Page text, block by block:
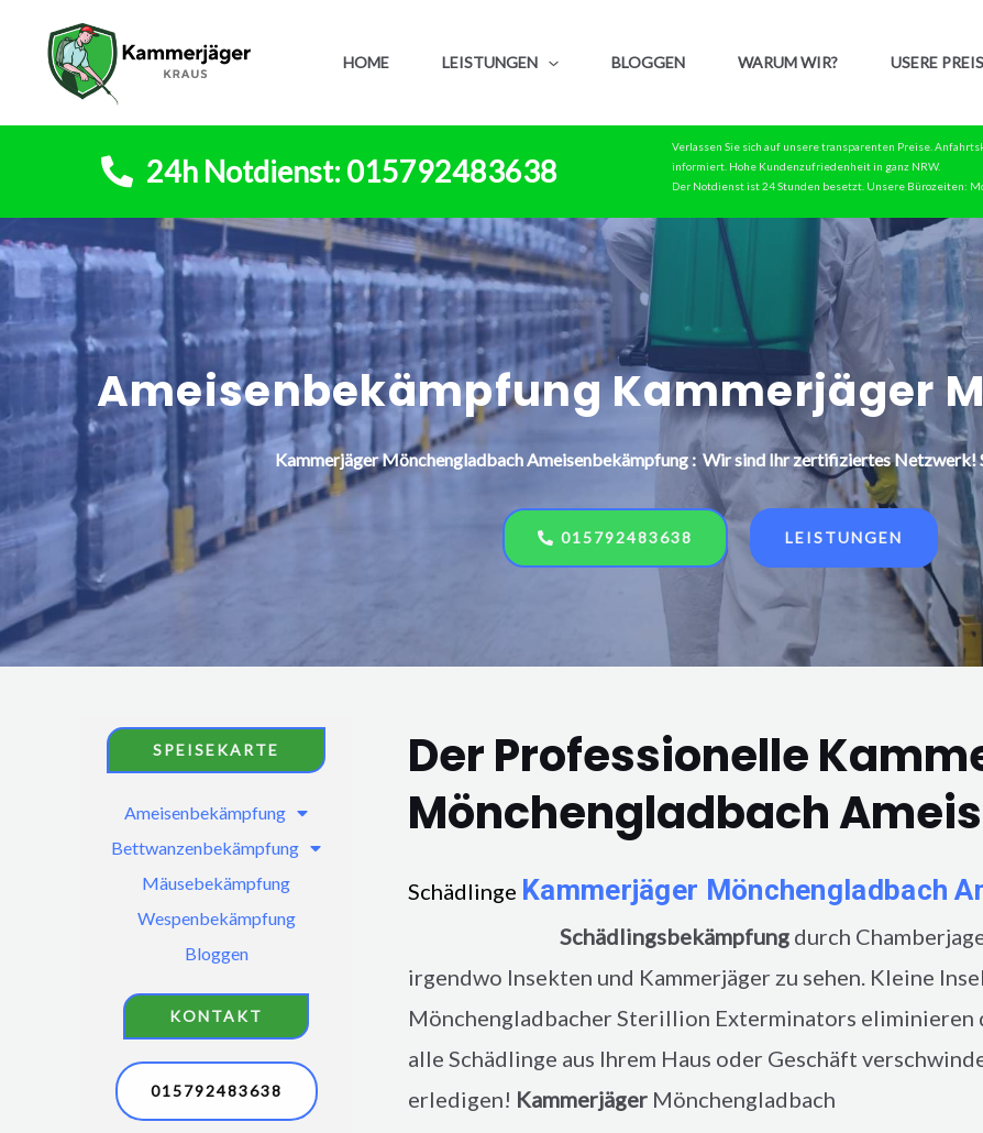
HOME LEISTUNGEN BLOGGEN WARUM WIR? USERE
24h Notdienst: 015792483638
Verlassen Sie sich auf unsere transparenten Preise.
informiert. Hohe Kundenzufriedenheit in ganz NRW.
Der Notdienst ist 24 Stunden besetzt. Unsere Bürozeiten:
Ameisenbekämpfung Kammerjäger
KammerjägerMönchengladbachAmeisenbekämpfung : Wir sind Ihr zertifiziertes Netzwerk!
015792483638 LEISTUNGEN
SPEISEKARTE
Ameisenbekämpfung
Bettwanzenbekämpfung
Mäusebekämpfung
Wespenbekämpfung
Bloggen
KONTAKT
015792483638
Der Professionelle
Mönchengladbach
Schädlinge Kammerjäger Mönchengladbach
Schädlingsbekämpfung durch
irgendwo Insekten und Kammerjäger zu sehen. Kleine
Mönchengladbacher Sterillion Exterminators eliminieren
alle Schädlinge aus Ihrem Haus oder Geschäft
erledigen! Kammerjäger Mönchengladbach